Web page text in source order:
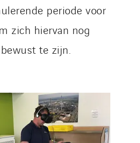
periode voor
zich hiervan nog
te zijn.